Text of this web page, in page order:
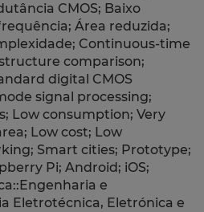
CMOS; Baixo
Área reduzida;
Continuous-time
comparison;
digital CMOS
signal processing;
Low consumption; Very
Low cost; Low
Smart cities; Prototype;
Pi; Android; iOS;
e
Eletrotécnica, Eletrónica e